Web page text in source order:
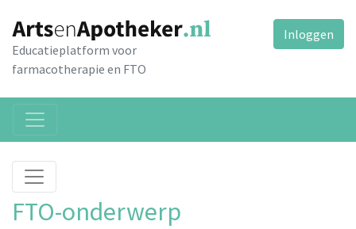
Educatieplatform voor
farmacotherapie en FTO
Inloggen
FTO-onderwerp